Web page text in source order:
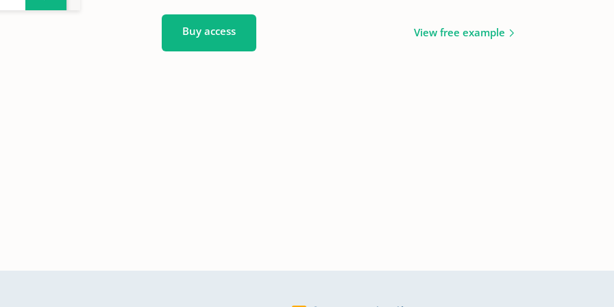
Buy access View free example